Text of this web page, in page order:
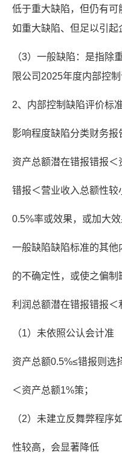
低于重大缺陷，但仍有
如重大缺陷、但足以引
（3）一般缺陷：是指除
限公司2025年度内部控
2、内部控制缺陷评价标准
影响程度缺陷分类财务
资产总额潜在错报错报
错报＜营业收入总额性
0.5%率或效果，或加大效
一般缺陷缺陷标准的其他
的不确定性，或使之偏制
利润总额潜在错报错报
（1）未依照公认会计准
资产总额0.5%≤错报则选
＜资产总额1%策；
（2）未建立反舞弊程序
性较高，会显著降低